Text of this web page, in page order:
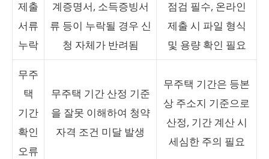
제출
서류
누락
계증명서, 소득증빙서
류 등이 누락될 경우 신
청 자체가 반려됨
점검 필수, 온라인
제출 시 파일 형식
및 용량 확인 필요
무주
택
기간
확인
오류
무주택 기간 산정 기준
을 잘못 이해하여 청약
자격 조건 미달 발생
무주택 기간은 등본
상 주소지 기준으로
산정, 기간 계산 시
세심한 주의 필요